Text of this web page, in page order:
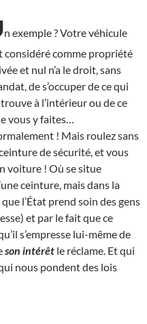
n exemple ? Votre véhicule
considéré comme propriété
et nul n’a le droit, sans
de s’occuper de ce qui
à l’intérieur ou de ce
vous y faites…
! Mais roulez sans
de sécurité, et vous
voiture ! Où se situe
ceinture, mais dans la
l’État prend soin des gens
et par le fait que ce
s’empresse lui-même de
son intérêt le réclame. Et qui
nous pondent des lois